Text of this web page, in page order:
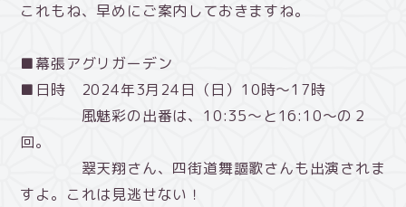
これもね、早めにご案内しておきますね。
■幕張アグリガーデン
■日時 2024年3月24日（日）10時～17時
風魅彩の出番は、10:35～と16:10～の２
回。
翠天翔さん、四街道舞謳歌さんも出演されま
すよ。これは見逃せない！